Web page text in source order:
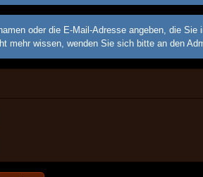
oder die E-Mail-Adresse angeben, die
mehr wissen, wenden Sie sich bitte an den